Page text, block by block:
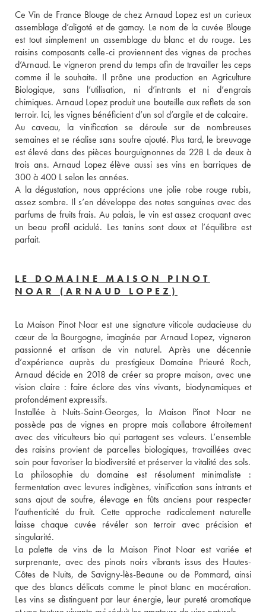
Ce Vin de France Blouge de chez Arnaud Lopez est un curieux
assemblage d’aligoté et de gamay. Le nom de la cuvée Blouge
est tout simplement un assemblage du blanc et du rouge. Les
raisins composants celle-ci proviennent des vignes de proches
d’Arnaud. Le vigneron prend du temps afin de travailler les ceps
comme il le souhaite. Il prône une production en Agriculture
Biologique, sans l’utilisation, ni d’intrants et ni d’engrais
chimiques. Arnaud Lopez produit une bouteille aux reflets de son
terroir. Ici, les vignes bénéficient d’un sol d’argile et de calcaire.
Au caveau, la vinification se déroule sur de nombreuses
semaines et se réalise sans soufre ajouté. Plus tard, le breuvage
est élevé dans des pièces bourguignonnes de 228 L de deux à
trois ans. Arnaud Lopez élève aussi ses vins en barriques de
300 à 400 L selon les années.
A la dégustation, nous apprécions une jolie robe rouge rubis,
assez sombre. Il s’en développe des notes sanguines avec des
parfums de fruits frais. Au palais, le vin est assez croquant avec
un beau profil acidulé. Les tanins sont doux et l’équilibre est
parfait.
LE DOMAINE MAISON PINOT
NOAR (ARNAUD LOPEZ)
La Maison Pinot Noar est une signature viticole audacieuse du
cœur de la Bourgogne, imaginée par Arnaud Lopez, vigneron
passionné et artisan de vin naturel. Après une décennie
d’expérience auprès du prestigieux Domaine Prieuré Roch,
Arnaud décide en 2018 de créer sa propre maison, avec une
vision claire : faire éclore des vins vivants, biodynamiques et
profondément expressifs.
Installée à Nuits-Saint-Georges, la Maison Pinot Noar ne
possède pas de vignes en propre mais collabore étroitement
avec des viticulteurs bio qui partagent ses valeurs. L’ensemble
des raisins provient de parcelles biologiques, travaillées avec
soin pour favoriser la biodiversité et préserver la vitalité des sols.
La philosophie du domaine est résolument minimaliste :
fermentation avec levures indigènes, vinification sans intrants et
sans ajout de soufre, élevage en fûts anciens pour respecter
l’authenticité du fruit. Cette approche radicalement naturelle
laisse chaque cuvée révéler son terroir avec précision et
singularité.
La palette de vins de la Maison Pinot Noar est variée et
surprenante, avec des pinots noirs vibrants issus des Hautes-
Côtes de Nuits, de Savigny-lès-Beaune ou de Pommard, ainsi
que des blancs délicats comme le pinot blanc en macération.
Les vins se distinguent par leur énergie, leur pureté aromatique